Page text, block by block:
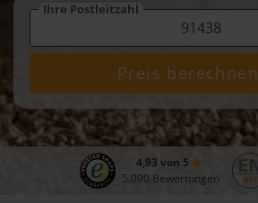
Ihre Postleitzahl
Preis berechnen
4,93 von 5
5.090 Bewertungen